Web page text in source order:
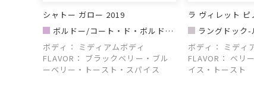
シャトー ガロー 2019
ボルドー/コート・ド・ボルドー
地区
ボディ：
ミディアムボディ
FLAVOR： ブラックベリー・ブル
ーベリー・トースト・スパイス
ラ ヴィレット
ラングドック
ィレット
ボディ：
ミディ
FLAVOR： ベリ
イス・トースト